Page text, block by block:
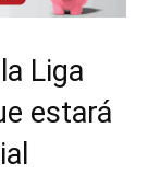
Liga
estará